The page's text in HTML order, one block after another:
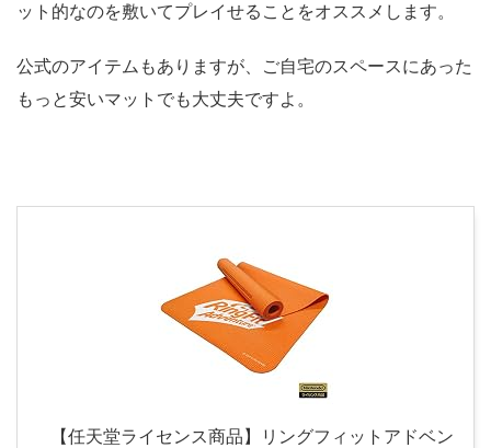
ット的なのを敷いてプレイせることをオススメします。
公式のアイテムもありますが、ご自宅のスペースにあった
もっと安いマットでも大丈夫ですよ。
【任天堂ライセンス商品】リングフィットアドベン